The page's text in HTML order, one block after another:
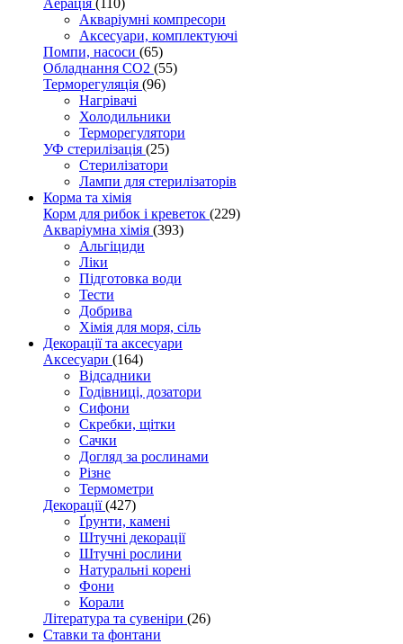
Аерація (110)
Акваріумні компресори
Аксесуари, комплектуючі
Помпи, насоси (65)
Обладнання CO2 (55)
Терморегуляція (96)
Нагрівачі
Холодильники
Терморегулятори
УФ стерилізація (25)
Стерилізатори
Лампи для стерилізаторів
Корма та хімія
Корм для рибок і креветок (229)
Акваріумна хімія (393)
Альгіциди
Ліки
Підготовка води
Тести
Добрива
Хімія для моря, сіль
Декорації та аксесуари
Аксесуари (164)
Відсадники
Годівниці, дозатори
Сифони
Скребки, щітки
Сачки
Догляд за рослинами
Різне
Термометри
Декорації(427)
Ґрунти, камені
Штучні декорації
Штучні рослини
Натуральні корені
Фони
Корали
Література та сувеніри (26)
Ставки та фонтани